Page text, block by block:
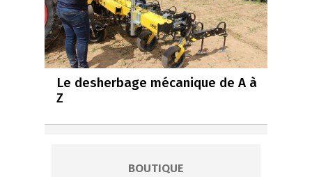
Le desherbage mécanique de A à
Z
BOUTIQUE